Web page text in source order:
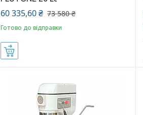
60 335,60 ₴ 73 580 ₴
Готово до відправки